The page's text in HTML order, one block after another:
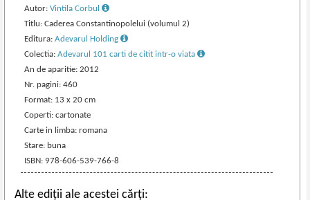
Autor:Vintila Corbul
Titlu: Caderea Constantinopolelui (volumul 2)
Editura:Adevarul Holding
Colectia:Adevarul 101 carti de citit intr-o viata
An de aparitie: 2012
Nr. pagini: 460
Format: 13 x 20 cm
Coperti: cartonate
Carte in limba: romana
Stare: buna
ISBN: 978-606-539-766-8
Alte ediții ale acestei cărți: